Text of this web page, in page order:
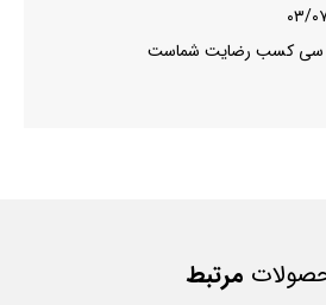
۱۷
سی کسب رضایت شماست
مرتبط